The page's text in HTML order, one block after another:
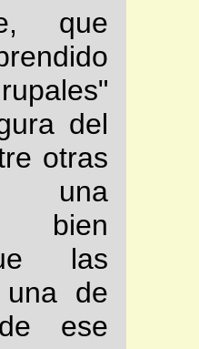
que
del
otras
una
bien
las
de
ese